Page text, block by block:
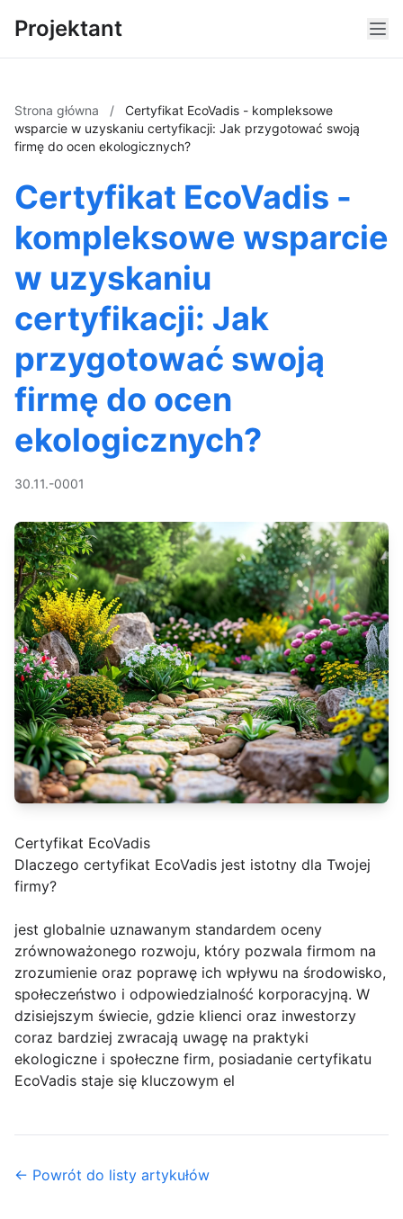
Projektant
Strona główna /
Certyfikat EcoVadis - kompleksowe
wsparcie w uzyskaniu certyfikacji: Jak przygotować swoją
firmę do ocen ekologicznych?
Certyfikat EcoVadis -
kompleksowe wsparcie
w uzyskaniu
certyfikacji: Jak
przygotować swoją
firmę do ocen
ekologicznych?
30.11.-0001
Certyfikat EcoVadis
Dlaczego certyfikat EcoVadis jest istotny dla Twojej
firmy?
jest globalnie uznawanym standardem oceny
zrównoważonego rozwoju, który pozwala firmom na
zrozumienie oraz poprawę ich wpływu na środowisko,
społeczeństwo i odpowiedzialność korporacyjną. W
dzisiejszym świecie, gdzie klienci oraz inwestorzy
coraz bardziej zwracają uwagę na praktyki
ekologiczne i społeczne firm, posiadanie certyfikatu
EcoVadis staje się kluczowym el
← Powrót do listy artykułów